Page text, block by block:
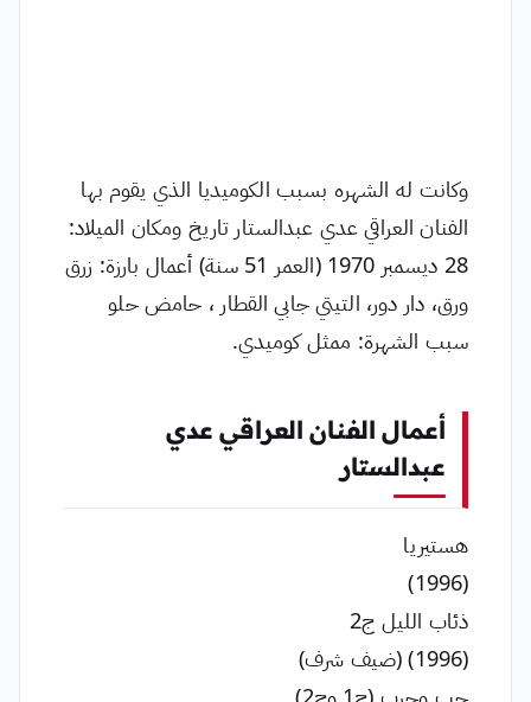
وكانت له الشهره بسبب الكوميديا الذي يقوم بها
الفنان العراقي عدي عبدالستار تاريخ ومكان الميلاد:
28 ديسمبر 1970 (العمر 51 سنة) أعمال بارزة: زرق
ورق، دار دور، التيتي جابي القطار ، حامض حلو
سبب الشهرة: ممثل كوميدي.
أعمال الفنان العراقي عدي
عبدالستار
هستيريا
(1996)
ذئاب الليل ج2
(1996) (ضيف شرف)